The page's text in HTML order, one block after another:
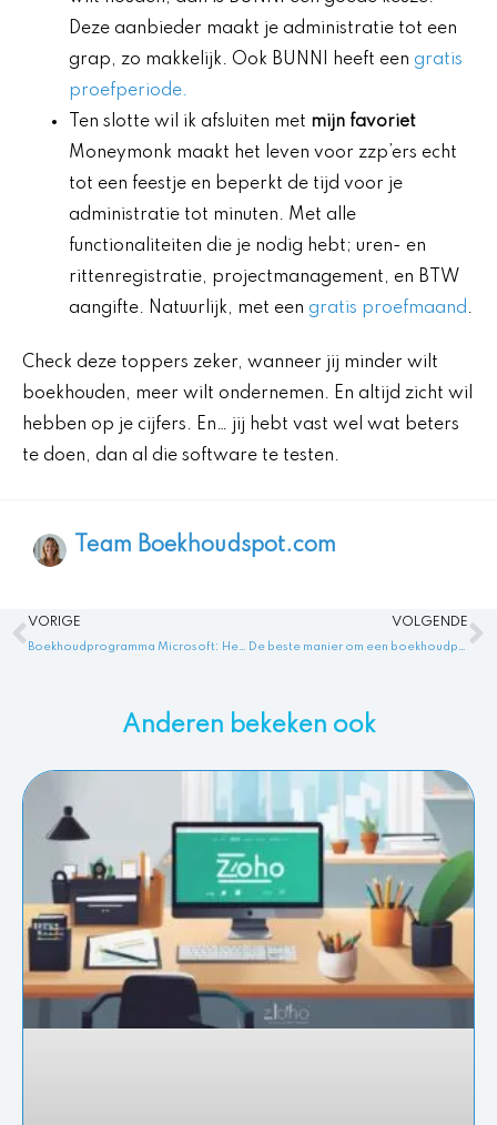
Deze aanbieder maakt je administratie tot een
grap, zo makkelijk. Ook BUNNI heeft een gratis
proefperiode.
Ten slotte wil ik afsluiten met mijn favoriet
Moneymonk maakt het leven voor zzp’ers echt
tot een feestje en beperkt de tijd voor je
administratie tot minuten. Met alle
functionaliteiten die je nodig hebt; uren- en
rittenregistratie, projectmanagement, en BTW
aangifte. Natuurlijk, met een gratis proefmaand .
Check deze toppers zeker, wanneer jij minder wilt
boekhouden, meer wilt ondernemen. En altijd zicht wil
hebben op je cijfers. En… jij hebt vast wel wat beters
te doen, dan al die software te testen.
Team Boekhoudspot.com
Vorige
VORIGE VOLGENDE
Anderen bekeken ook